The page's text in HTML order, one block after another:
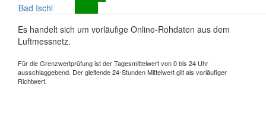
Bad Ischl
Es handelt sich um vorläufige Online-Rohdaten aus dem
Luftmessnetz.
Für die Grenzwertprüfung ist der Tagesmittelwert von 0 bis 24 Uhr
ausschlaggebend. Der gleitende 24-Stunden Mittelwert gilt als vorläufiger
Richtwert.